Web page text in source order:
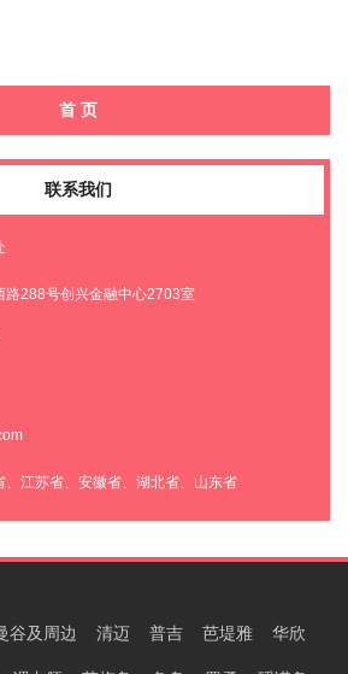
首 页
联系我们
路288号创兴金融中心2703室
江苏省、安徽省、湖北省、山东省
谷及周边 清迈 普吉 芭堤雅 华欣